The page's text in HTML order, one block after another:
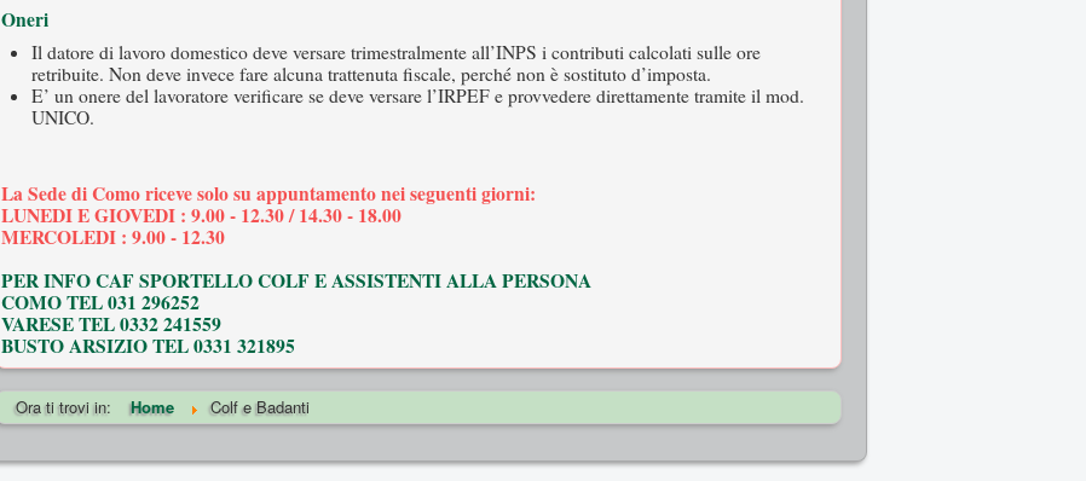
Oneri
Il datore di lavoro domestico deve versare trimestralmente all’INPS i contributi calcolati sulle ore
retribuite. Non deve invece fare alcuna trattenuta fiscale, perché non è sostituto d’imposta.
E’ un onere del lavoratore verificare se deve versare l’IRPEF e provvedere direttamente tramite il mod.
UNICO.
La Sede di Como riceve solo su appuntamento nei seguenti giorni:
LUNEDI E GIOVEDI : 9.00 - 12.30 / 14.30 - 18.00
MERCOLEDI : 9.00 - 12.30
PER INFO CAF SPORTELLO COLF E ASSISTENTI ALLA PERSONA
COMO TEL 031 296252
VARESE TEL 0332 241559
BUSTO ARSIZIO TEL 0331 321895
Ora ti trovi in: Home Colf e Badanti